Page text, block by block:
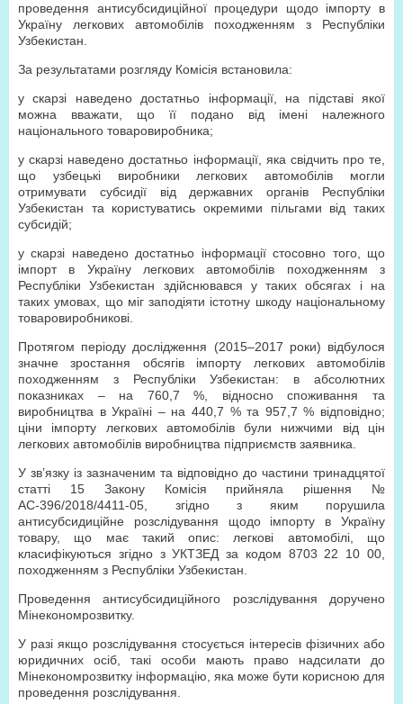
проведення антисубсидиційної процедури щодо імпорту в
Україну легкових автомобілів походженням з Республіки
Узбекистан.
За результатами розгляду Комісія встановила:
у скарзі наведено достатньо інформації, на підставі якої
можна вважати, що її подано від імені належного
національного товаровиробника;
у скарзі наведено достатньо інформації, яка свідчить про те,
що узбецькі виробники легкових автомобілів могли
отримувати субсидії від державних органів Республіки
Узбекистан та користуватись окремими пільгами від таких
субсидій;
у скарзі наведено достатньо інформації стосовно того, що
імпорт в Україну легкових автомобілів походженням з
Республіки Узбекистан здійснювався у таких обсягах і на
таких умовах, що міг заподіяти істотну шкоду національному
товаровиробникові.
Протягом періоду дослідження (2015–2017 роки) відбулося
значне зростання обсягів імпорту легкових автомобілів
походженням з Республіки Узбекистан: в абсолютних
показниках – на 760,7 %, відносно споживання та
виробництва в Україні – на 440,7 % та 957,7 % відповідно;
ціни імпорту легкових автомобілів були нижчими від цін
легкових автомобілів виробництва підприємств заявника.
У зв’язку із зазначеним та відповідно до частини тринадцятої
статті 15 Закону Комісія прийняла рішення №
АС-396/2018/4411-05, згідно з яким порушила
антисубсидиційне розслідування щодо імпорту в Україну
товару, що має такий опис: легкові автомобілі, що
класифікуються згідно з УКТЗЕД за кодом 8703 22 10 00,
походженням з Республіки Узбекистан.
Проведення антисубсидиційного розслідування доручено
Мінекономрозвитку.
У разі якщо розслідування стосується інтересів фізичних або
юридичних осіб, такі особи мають право надсилати до
Мінекономрозвитку інформацію, яка може бути корисною для
проведення розслідування.